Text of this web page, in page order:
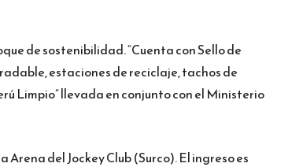
de sostenibilidad. “Cuenta con Sello de
estaciones de reciclaje, tachos de
Limpio” llevada en conjunto con el Ministerio
Arena del Jockey Club (Surco). El ingreso es